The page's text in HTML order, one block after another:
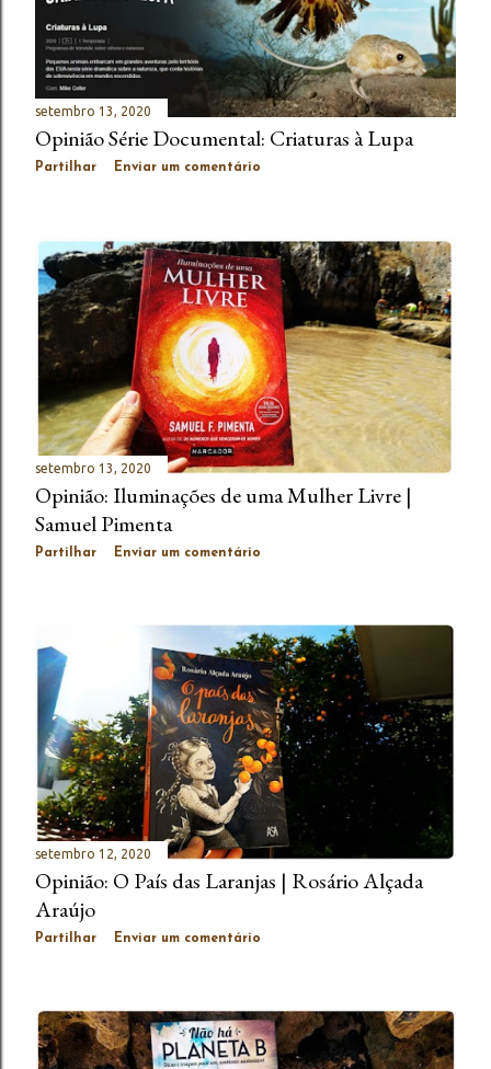
setembro 13, 2020
Opinião Série Documental: Criaturas à Lupa
Partilhar Enviar um comentário
setembro 13, 2020
Opinião: Iluminações de uma Mulher Livre |
Samuel Pimenta
Partilhar Enviar um comentário
setembro 12, 2020
Opinião: O País das Laranjas | Rosário Alçada
Araújo
Partilhar Enviar um comentário